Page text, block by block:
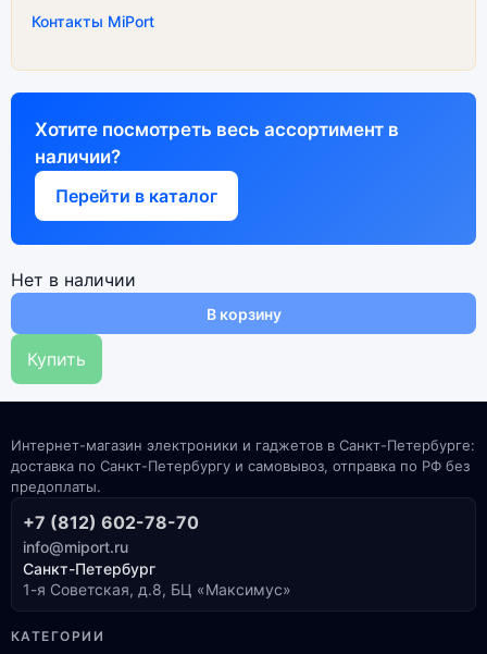
Контакты MiPort
Хотите посмотреть весь ассортимент в
наличии?
Перейти в каталог
Нет в наличии
В корзину
Купить
Интернет-магазин электроники и гаджетов в Санкт-Петербурге:
доставка по Санкт-Петербургу и самовывоз, отправка по РФ без
предоплаты.
+7 (812) 602-78-70
info@miport.ru
Санкт-Петербург
1-я Советская, д.8, БЦ «Максимус»
КАТЕГОРИИ